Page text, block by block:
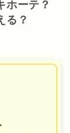
ホーテ？
る？